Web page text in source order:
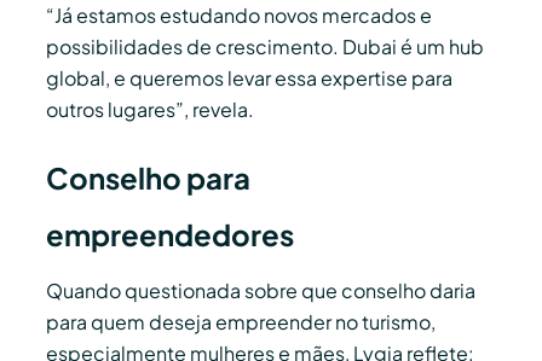
“Já estamos estudando novos mercados e
possibilidades de crescimento. Dubai é um hub
global, e queremos levar essa expertise para
outros lugares”, revela.
Conselho para
empreendedores
Quando questionada sobre que conselho daria
para quem deseja empreender no turismo,
especialmente mulheres e mães, Lygia reflete: